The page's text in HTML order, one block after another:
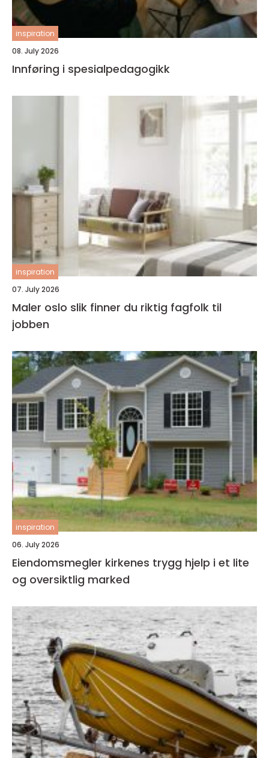
inspiration
08. July 2026
Innføring i spesialpedagogikk
inspiration
07. July 2026
Maler oslo slik finner du riktig fagfolk til
jobben
inspiration
06. July 2026
Eiendomsmegler kirkenes trygg hjelp i et lite
og oversiktlig marked